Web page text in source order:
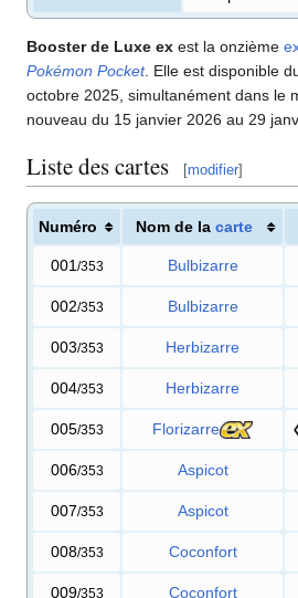
Booster de Luxe ex est la onzième
Pokémon Pocket. Elle est disponible
octobre 2025, simultanément dans le
nouveau du 15 janvier 2026 au 29
Liste des cartes [modifier]
Numéro Nom de la carte
001 /353 Bulbizarre
002/353 Bulbizarre
003/353 Herbizarre
004/353 Herbizarre
005/353 Florizarre
006/353 Aspicot
007/353 Aspicot
008/353 Coconfort
009/353 Coconfort